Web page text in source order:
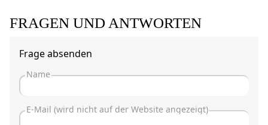
FRAGEN UND ANTWORTEN
Frage absenden